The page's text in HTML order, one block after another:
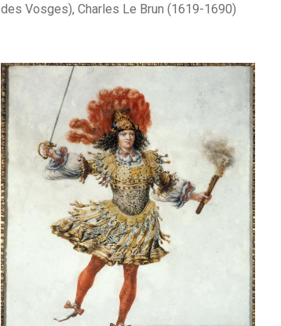
des Vosges), Charles Le Brun (1619-1690)